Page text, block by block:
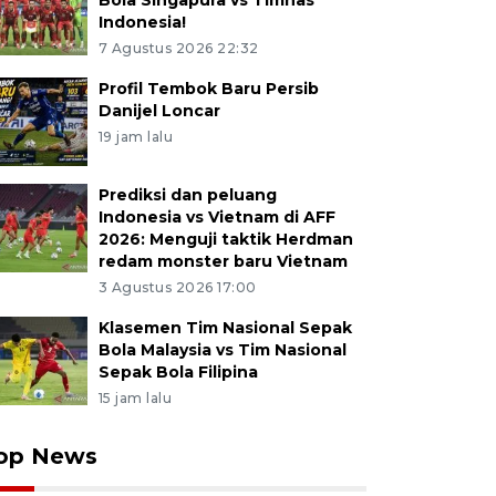
Indonesia!
7 Agustus 2026 22:32
Profil Tembok Baru Persib
Danijel Loncar
19 jam lalu
Prediksi dan peluang
Indonesia vs Vietnam di AFF
2026: Menguji taktik Herdman
redam monster baru Vietnam
3 Agustus 2026 17:00
Klasemen Tim Nasional Sepak
Bola Malaysia vs Tim Nasional
Sepak Bola Filipina
15 jam lalu
News